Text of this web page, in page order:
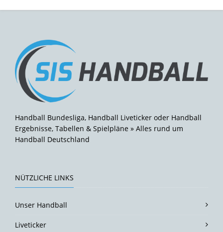
Handball Bundesliga, Handball Liveticker oder Handball
Ergebnisse, Tabellen & Spielpläne » Alles rund um
Handball Deutschland
NÜTZLICHE LINKS
Unser Handball
Liveticker